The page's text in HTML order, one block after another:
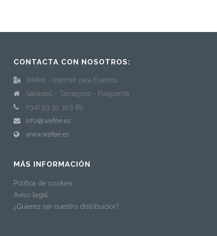
CONTACTA CON NOSOTROS:
Wefee - Internet para Eventos -
Sabadell - Tarragons - Puigcerdà
(+34) 93 39 303 89
info@wefee.es
www.wefee.es
MÁS INFORMACIÓN
Política de cookies
Aviso legal
¿Quieres ser nuestro distribuidor?